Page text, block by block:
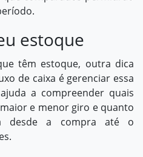
estoque
têm estoque, outra dica
de caixa é gerenciar essa
a compreender quais
e menor giro e quanto
desde a compra até o